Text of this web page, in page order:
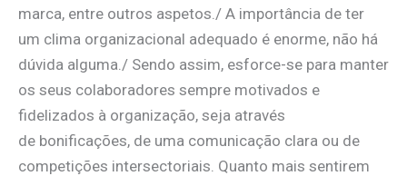
marca, entre outros aspetos./ A importância de ter
um clima organizacional adequado é enorme, não há
dúvida alguma./ Sendo assim, esforce-se para manter
os seus colaboradores sempre motivados e
fidelizados à organização, seja através
de bonificações, de uma comunicação clara ou de
competições intersectoriais. Quanto mais sentirem